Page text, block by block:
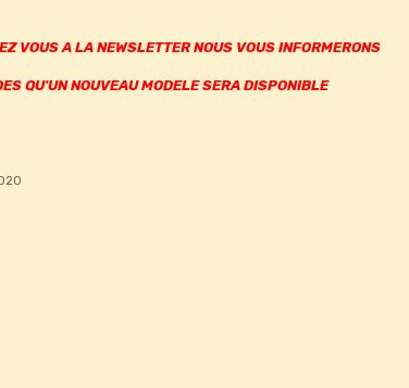
VOUS ALA NEWSLETTER NOUS VOUS INFORMERONS
QU'UN NOUVEAU MODELE SERA DISPONIBLE